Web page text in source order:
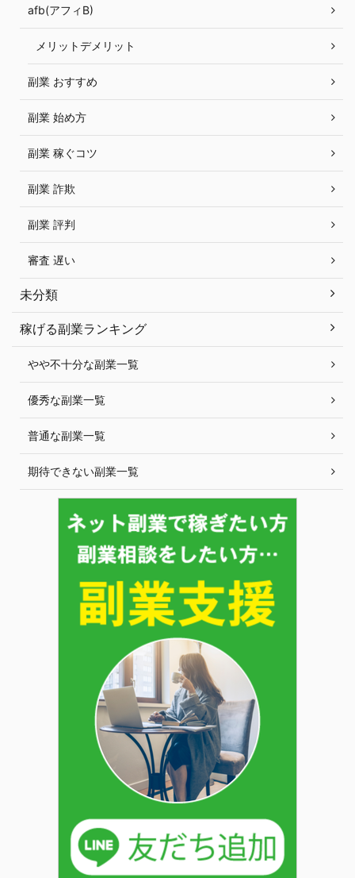
afb(アフィB)
メリットデメリット
副業 おすすめ
副業 始め方
副業 稼ぐコツ
副業 詐欺
副業 評判
審査 遅い
未分類
稼げる副業ランキング
やや不十分な副業一覧
優秀な副業一覧
普通な副業一覧
期待できない副業一覧